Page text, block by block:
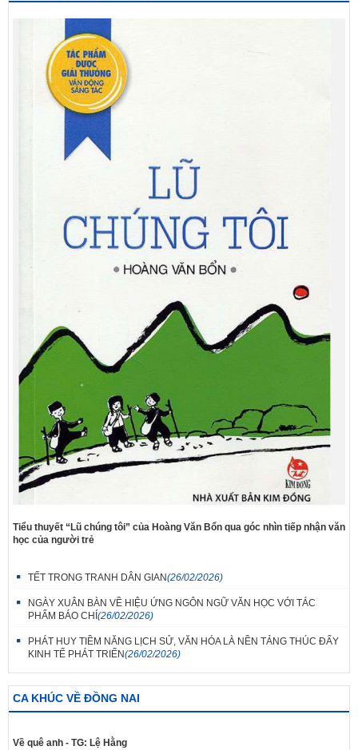
Tiểu thuyết “Lũ chúng tôi” của Hoàng Văn Bổn qua góc nhìn tiếp nhận văn
học của người trẻ
TẾT TRONG TRANH DÂN GIAN(26/02/2026)
NGÀY XUÂN BÀN VỀ HIỆU ỨNG NGÔN NGỮ VĂN HỌC VỚI TÁC
PHẨM BÁO CHÍ (26/02/2026)
PHÁT HUY TIỀM NĂNG LỊCH SỬ, VĂN HÓA LÀ NỀN TẢNG THÚC ĐẨY
KINH TẾ PHÁT TRIỂN(26/02/2026)
CA KHÚC VỀ ĐỒNG NAI
Về quê anh - TG: Lệ Hằng